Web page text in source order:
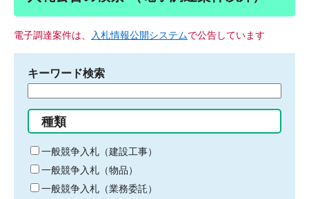
電子調達案件は、 入札情報公開システムで公告しています
キーワード検索
る
キ
ー
ワ
ー
種類
一般競争入札（建設工事）
一般競争入札（物品）
一般競争入札（業務委託）